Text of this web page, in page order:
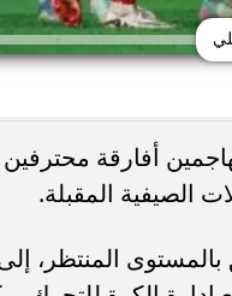
أفارقة محترفين
الصيفية المقبلة.
المنتظر،
يفوز بكأس